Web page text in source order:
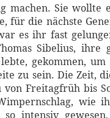
machen. Sie wollte
für die nächste
es ihr fast
Sibelius, ihre
gekommen,
zu sein. Die Zeit,
Freitagfrüh bis
wie